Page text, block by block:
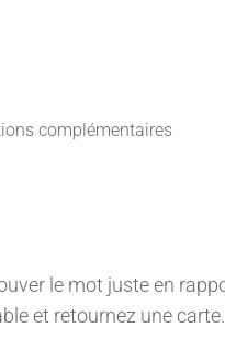
complémentaires
le mot juste en
et retournez une carte.